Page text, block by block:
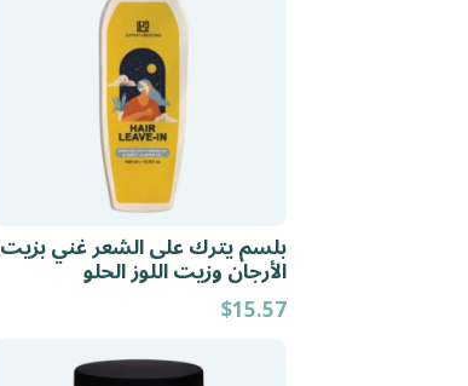
بلسم يترك على الشعر غني بزيت
الأرجان وزيت اللوز الحلو
$15.57